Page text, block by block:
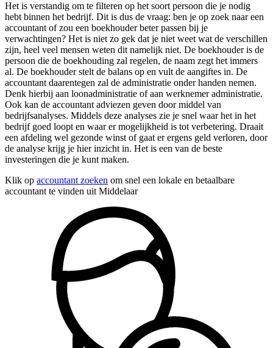
Het is verstandig om te filteren op het soort persoon die je nodig
hebt binnen het bedrijf. Dit is dus de vraag: ben je op zoek naar een
accountant of zou een boekhouder beter passen bij je
verwachtingen? Het is niet zo gek dat je niet weet wat de verschillen
zijn, heel veel mensen weten dit namelijk niet. De boekhouder is de
persoon die de boekhouding zal regelen, de naam zegt het immers
al. De boekhouder stelt de balans op en vult de aangiftes in. De
accountant daarentegen zal de administratie onder handen nemen.
Denk hierbij aan loonadministratie of aan werknemer administratie.
Ook kan de accountant adviezen geven door middel van
bedrijfsanalyses. Middels deze analyses zie je snel waar het in het
bedrijf goed loopt en waar er mogelijkheid is tot verbetering. Draait
een afdeling wel gezonde winst of gaat er ergens geld verloren, door
de analyse krijg je hier inzicht in. Het is een van de beste
investeringen die je kunt maken.
Klik op accountant zoeken om snel een lokale en betaalbare
accountant te vinden uit Middelaar